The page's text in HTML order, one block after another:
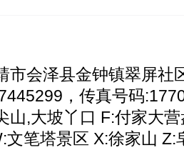
市会泽县金钟镇翠屏社
，传真号码
山,大坡丫口 F:付家大
文笔塔景区 X:徐家山 Z: